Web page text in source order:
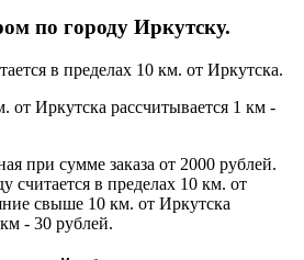
по городу Иркутску.
в пределах 10 км. от Иркутска.
от Иркутска рассчитывается 1 км -
при сумме заказа от 2000 рублей.
считается в пределах 10 км. от
свыше 10 км. от Иркутска
- 30 рублей.